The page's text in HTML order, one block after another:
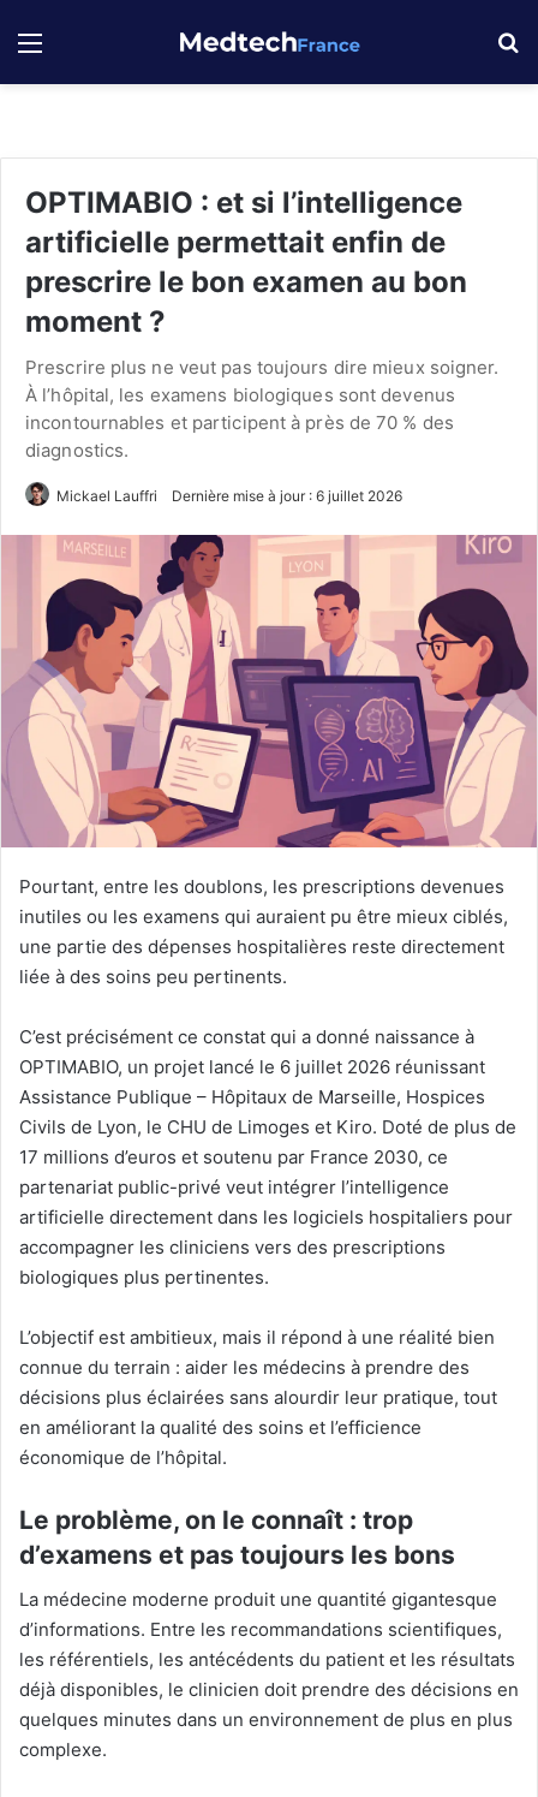
Menu
OPTIMABIO : et si l’intelligence
artificielle permettait enfin de
prescrire le bon examen au bon
moment ?
Prescrire plus ne veut pas toujours dire mieux soigner.
À l’hôpital, les examens biologiques sont devenus
incontournables et participent à près de 70 % des
diagnostics.
Mickael Lauffri Dernière mise à jour : 6 juillet 2026
Pourtant, entre les doublons, les prescriptions devenues
inutiles ou les examens qui auraient pu être mieux ciblés,
une partie des dépenses hospitalières reste directement
liée à des soins peu pertinents.
C’est précisément ce constat qui a donné naissance à
OPTIMABIO, un projet lancé le 6 juillet 2026 réunissant
Assistance Publique – Hôpitaux de Marseille, Hospices
Civils de Lyon, le CHU de Limoges et Kiro. Doté de plus de
17 millions d’euros et soutenu par France 2030, ce
partenariat public-privé veut intégrer l’intelligence
artificielle directement dans les logiciels hospitaliers pour
accompagner les cliniciens vers des prescriptions
biologiques plus pertinentes.
L’objectif est ambitieux, mais il répond à une réalité bien
connue du terrain : aider les médecins à prendre des
décisions plus éclairées sans alourdir leur pratique, tout
en améliorant la qualité des soins et l’efficience
économique de l’hôpital.
Le problème, on le connaît : trop
d’examens et pas toujours les bons
La médecine moderne produit une quantité gigantesque
d’informations. Entre les recommandations scientifiques,
les référentiels, les antécédents du patient et les résultats
déjà disponibles, le clinicien doit prendre des décisions en
quelques minutes dans un environnement de plus en plus
complexe.